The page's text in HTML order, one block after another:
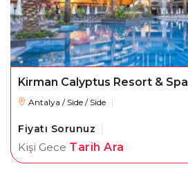
Kirman Calyptus Resort & Spa
Antalya / Side / Side
Fiyatı Sorunuz
Kişi Gece Tarih Ara